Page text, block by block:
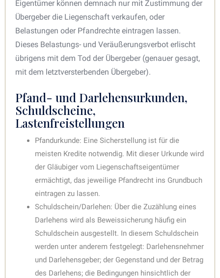
Eigentümer können demnach nur mit Zustimmung der
Übergeber die Liegenschaft verkaufen, oder
Belastungen oder Pfandrechte eintragen lassen.
Dieses Belastungs- und Veräußerungsverbot erlischt
übrigens mit dem Tod der Übergeber (genauer gesagt,
mit dem letztversterbenden Übergeber).
Pfand- und Darlehensurkunden,
Schuldscheine,
Lastenfreistellungen
Pfandurkunde: Eine Sicherstellung ist für die
meisten Kredite notwendig. Mit dieser Urkunde wird
der Gläubiger vom Liegenschaftseigentümer
ermächtigt, das jeweilige Pfandrecht ins Grundbuch
eintragen zu lassen.
Schuldschein/Darlehen: Über die Zuzählung eines
Darlehens wird als Beweissicherung häufig ein
Schuldschein ausgestellt. In diesem Schuldschein
werden unter anderem festgelegt: Darlehensnehmer
und Darlehensgeber; der Gegenstand und der Betrag
des Darlehens; die Bedingungen hinsichtlich der